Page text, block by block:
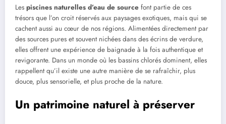
Les piscines naturelles d’eau de source font partie de ces
trésors que l’on croit réservés aux paysages exotiques, mais qui se
cachent aussi au cœur de nos régions. Alimentées directement par
des sources pures et souvent nichées dans des écrins de verdure,
elles offrent une expérience de baignade à la fois authentique et
revigorante. Dans un monde où les bassins chlorés dominent, elles
rappellent qu’il existe une autre manière de se rafraîchir, plus
douce, plus sensorielle, et plus proche de la nature.
Un patrimoine naturel à préserver